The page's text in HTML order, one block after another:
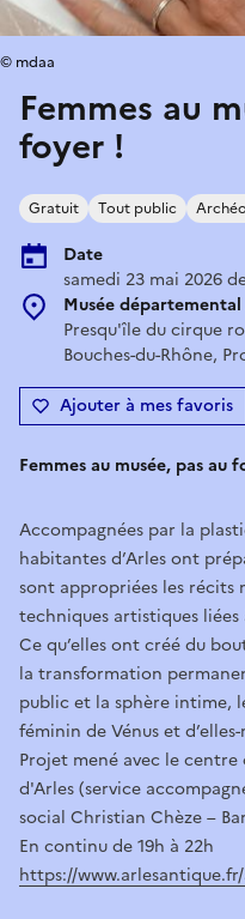
Femmes au
foyer !
Gratuit Tout public
Date
samedi 23 mai 2026
Musée
Presqu'île du cirque
Bouches-du-Rhône,
Ajouter à mes favoris
© mdaa
Femmes au musée, pas au
Accompagnées par la
habitantes d’Arles ont
sont appropriées les récits
techniques artistiques liées
Ce qu’elles ont créé du
la transformation
public et la sphère intime,
féminin de Vénus et d’elles-
Projet mené avec le
d'Arles (service
social Christian Chèze –
En continu de 19h à 22h
https://